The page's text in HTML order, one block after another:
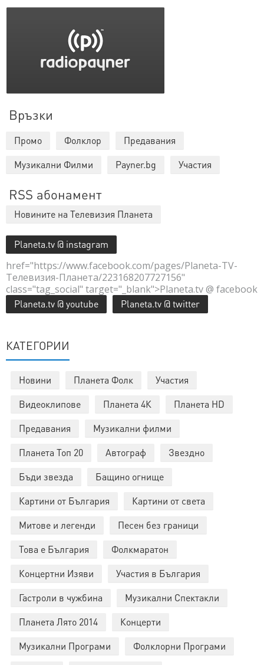
Връзки
Промо Фолклор
Предавания
Музикални Филми
Payner.bg Участия
RSS абонамент
Новините на Телевизия Планета
Planeta.tv @ instagram
href="https://www.facebook.com/pages/Planeta-TV-
Телевизия-Планета/223168207727156"
class="tag_social" target="_blank">Planeta.tv @ facebook
Planeta.tv @ youtube Planeta.tv @ twitter
КАТЕГОРИИ
Новини Планета Фолк
Участия
Видеоклипове
Планета 4К
Планета HD
Предавания
Музикални филми
Планета Топ 20
Автограф
Звездно
Бъди звезда
Бащино огнище
Картини от България
Картини от света
Митове и легенди
Песен без граници
Това е България
Фолкмаратон
Концертни Изяви
Участия в България
Гастроли в чужбина
Музикални Спектакли
Планета Лято 2014
Концерти
Музикални Програми
Фолклорни Програми